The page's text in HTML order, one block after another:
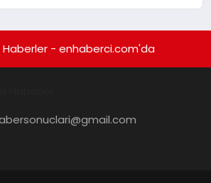
Haberler - enhaberci.com'da